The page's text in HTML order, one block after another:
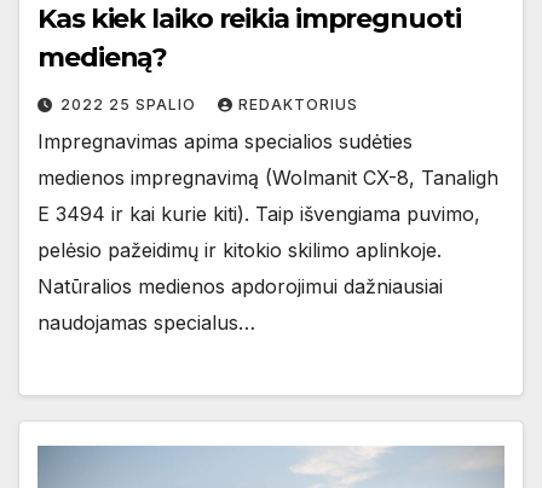
Kas kiek laiko reikia impregnuoti
medieną?
2022 25 SPALIO REDAKTORIUS
Impregnavimas apima specialios sudėties
medienos impregnavimą (Wolmanit CX-8, Tanaligh
E 3494 ir kai kurie kiti). Taip išvengiama puvimo,
pelėsio pažeidimų ir kitokio skilimo aplinkoje.
Natūralios medienos apdorojimui dažniausiai
naudojamas specialus…